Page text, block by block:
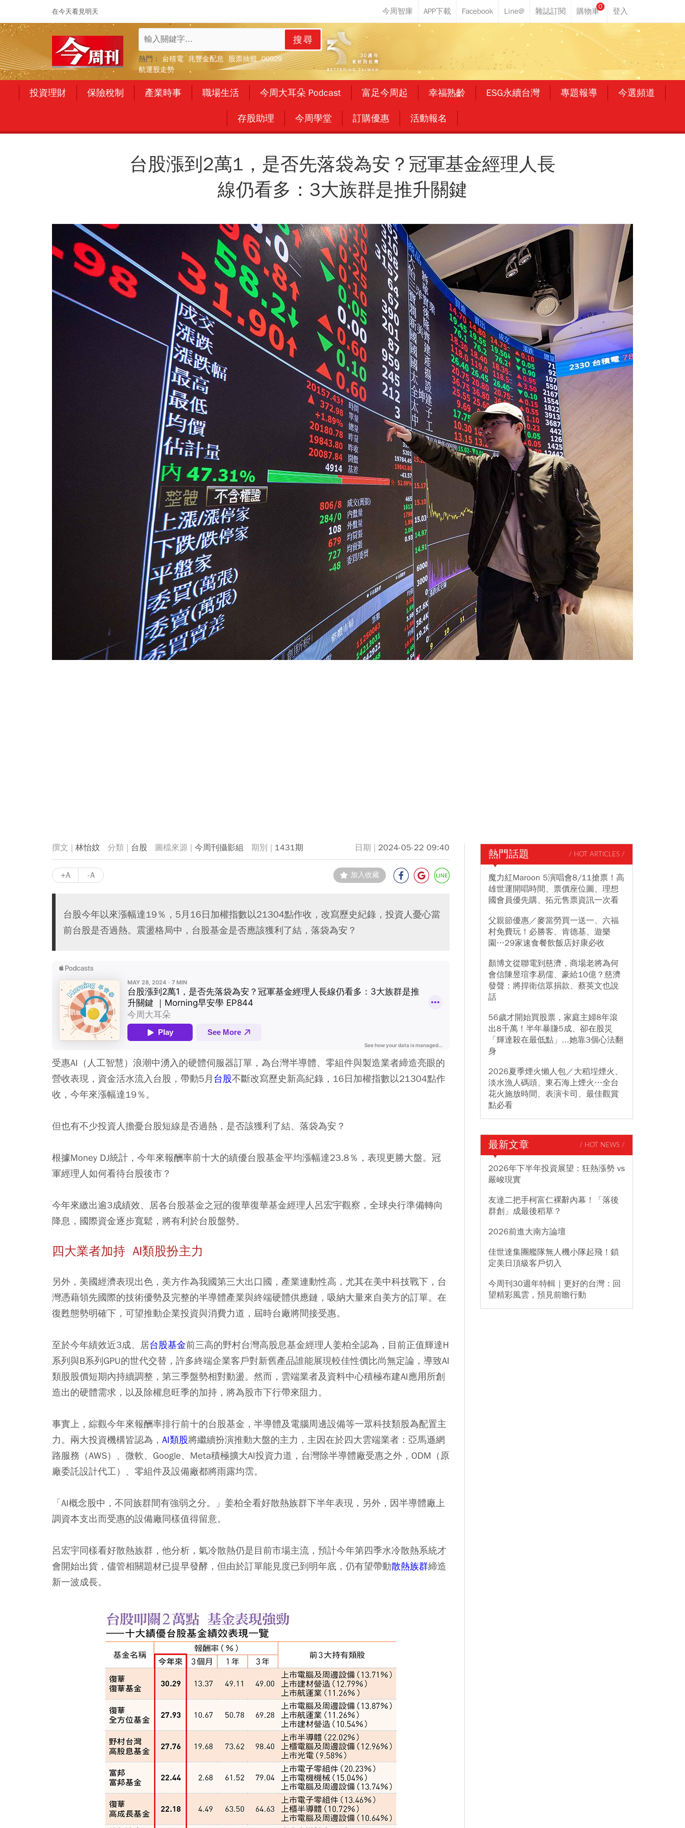
在今天看見明天
0
搜尋
熱門： 台積電 兆豐金配息 股票抽籤 00929
航運股走勢
投資理財 保險稅制 產業時事 職場生活 今周大耳朵 Podcast 富足今周起 幸福熟齡 ESG永續台灣 專題報導 今選頻道
存股助理 今周學堂 訂購優惠 活動報名
台股漲到2萬1，是否先落袋為安？冠軍基金經理人長
線仍看多：3大族群是推升關鍵
林怡妏 台股 今周刊攝影組 1431期 2024-05-22 09:40
+A -A 加入收藏
台股今年以來漲幅達19％，5月16日加權指數以21304點作收，改寫歷史紀錄，投資人憂心當
前台股是否過熱。震盪格局中，台股基金是否應該獲利了結，落袋為安？
受惠AI（人工智慧）浪潮中湧入的硬體伺服器訂單，為台灣半導體、零組件與製造業者締造亮眼的
營收表現，資金活水流入台股，帶動5月 台股不斷改寫歷史新高紀錄，16日加權指數以21304點作
收，今年來漲幅達19％。
但也有不少投資人擔憂台股短線是否過熱，是否該獲利了結、落袋為安？
根據Money DJ統計，今年來報酬率前十大的績優台股基金平均漲幅達23.8％，表現更勝大盤。冠
軍經理人如何看待台股後市？
今年來繳出逾3成績效、居各台股基金之冠的復華復華基金經理人呂宏宇觀察，全球央行準備轉向
降息，國際資金逐步寬鬆，將有利於台股盤勢。
四大業者加持 AI類股扮主力
另外，美國經濟表現出色，美方作為我國第三大出口國，產業連動性高，尤其在美中科技戰下，台
灣憑藉領先國際的技術優勢及完整的半導體產業與終端硬體供應鏈，吸納大量來自美方的訂單。在
復甦態勢明確下，可望推動企業投資與消費力道，屆時台廠將間接受惠。
至於今年績效近3成、居台股基金前三高的野村台灣高股息基金經理人姜柏全認為，目前正值輝達H
系列與B系列GPU的世代交替，許多終端企業客戶對新舊產品誰能展現較佳性價比尚無定論，導致AI
類股股價短期內持續調整，第三季盤勢相對動盪。然而，雲端業者及資料中心積極布建AI應用所創
造出的硬體需求，以及除權息旺季的加持，將為股市下行帶來阻力。
事實上，綜觀今年來報酬率排行前十的台股基金，半導體及電腦周邊設備等一眾科技類股為配置主
力。兩大投資機構皆認為， AI類股將繼續扮演推動大盤的主力，主因在於四大雲端業者：亞馬遜網
路服務（AWS）、微軟、Google、Meta積極擴大AI投資力道，台灣除半導體廠受惠之外，ODM（原
廠委託設計代工）、零組件及設備廠都將雨露均霑。
「AI概念股中，不同族群間有強弱之分。」姜柏全看好散熱族群下半年表現，另外，因半導體廠上
調資本支出而受惠的設備廠同樣值得留意。
呂宏宇同樣看好散熱族群，他分析，氣冷散熱仍是目前市場主流，預計今年第四季水冷散熱系統才
會開始出貨，儘管相關題材已提早發酵，但由於訂單能見度已到明年底，仍有望帶動散熱族群締造
新一波成長。
熱門話題 / HOT ARTICLES /
魔力紅Maroon 5演唱會8/11搶票！高
雄世運開唱時間、票價座位圖、理想
國會員優先購、拓元售票資訊一次看
父親節優惠／麥當勞買一送一、六福
村免費玩！必勝客、肯德基、遊樂
園…29家速食餐飲飯店好康必收
顏博文從聯電到慈濟，商場老將為何
會信陳昱瑄李易儒、豪給10億？慈濟
發聲：將捍衛信眾捐款、蔡英文也說
話
56歲才開始買股票，家庭主婦8年滾
出8千萬！半年暴賺5成、卻在股災
「輝達殺在最低點」...她靠3個心法翻
身
2026夏季煙火懶人包／大稻埕煙火、
淡水漁人碼頭、東石海上煙火…全台
花火施放時間、表演卡司、最佳觀賞
點必看
最新文章 / HOT NEWS /
2026年下半年投資展望：狂熱漲勢 vs
嚴峻現實
友達二把手柯富仁裸辭內幕！「落後
群創」成最後稻草？
2026前進大南方論壇
佳世達集團艦隊無人機小隊起飛！鎖
定美日頂級客戶切入
今周刊30週年特輯｜更好的台灣：回
望精彩風雲，預見前瞻行動